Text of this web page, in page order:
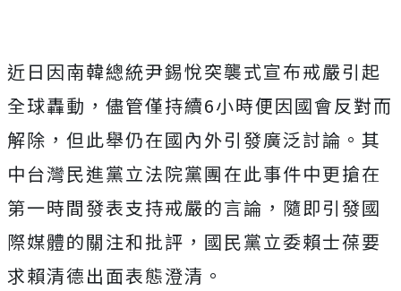
近日因南韓總統尹錫悅突襲式宣布戒嚴引起
全球轟動，儘管僅持續6小時便因國會反對而
解除，但此舉仍在國內外引發廣泛討論。其
中台灣民進黨立法院黨團在此事件中更搶在
第一時間發表支持戒嚴的言論，隨即引發國
際媒體的關注和批評，國民黨立委賴士葆要
求賴清德出面表態澄清。